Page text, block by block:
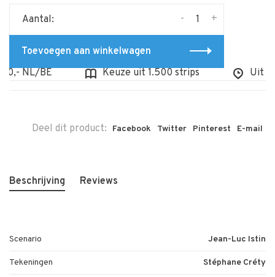
Aantal: +
-
Toevoegen aan winkelwagen
NL/BE
Keuze uit 1.500 strips Uit
Deel dit product: Facebook Twitter Pinterest E-mail
Beschrijving Reviews
Scenario Jean-Luc Istin
Tekeningen Stéphane Créty